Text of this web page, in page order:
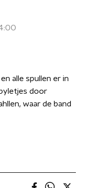
alle spullen er in
door
waar de band